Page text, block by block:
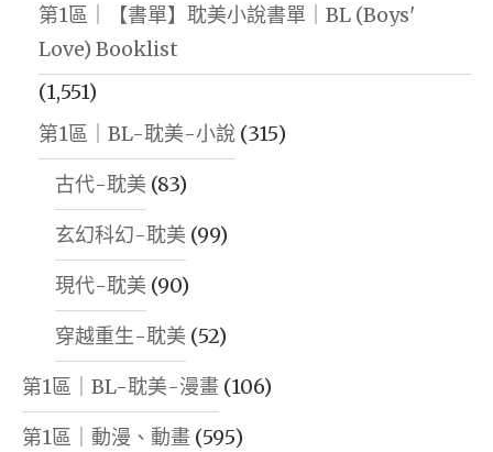
第1區｜【書單】耽美小說書單｜BL (Boys'
Love) Booklist
(1,551)
第1區｜BL-耽美-小說 (315)
古代-耽美 (83)
玄幻科幻-耽美 (99)
現代-耽美 (90)
穿越重生-耽美 (52)
第1區｜BL-耽美-漫畫 (106)
第1區｜動漫、動畫 (595)